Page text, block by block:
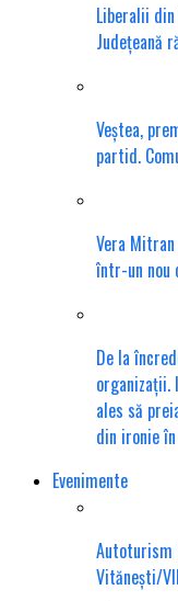
Liberalii
Județeană
Veștea,
partid.
Vera
într-un nou
De la
organizații.
ales să
din ironie
Evenimente
Autoturism
Vitănești/